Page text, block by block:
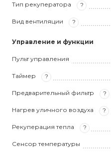
Тип рекуператора ?
Вид вентиляции ?
Управление и функции
Пульт управления
Таймер ?
Предварительный фильтр ?
Нагрев уличного воздуха ?
Рекуперация тепла ?
Сенсор температуры